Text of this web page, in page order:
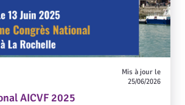
AICVF 2025
Mis à jour le
25/06/2026